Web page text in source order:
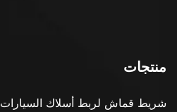
منتجات
شريط قماش لربط أسلاك السيارات